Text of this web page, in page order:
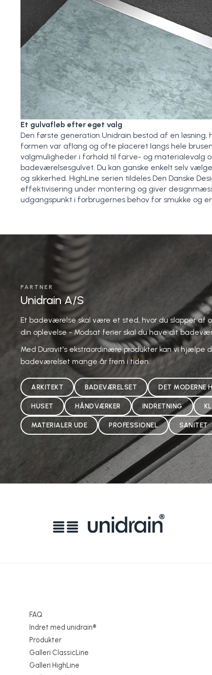
Et gulvafløb efter eget valg
Den første generation Unidrain bestod af en
formen var aflang og ofte placeret langs hele
valgmuligheder i forhold til farve- og materialevalg
badeværelsesgulvet. Du kan ganske enkelt selv
og sikkerhed. HighLine serien tildeles Den Danske
effektivisering under montering og giver
udgangspunkt i forbrugernes behov for smukke og
PARTNER
Unidrain A/S
Et badeværelse skal være et sted, hvor du slapper af
din oplevelse - Modsat ferier skal du have dit
Med Duravit's ekstraordinære produkter kan vi hjælpe
badeværelset mange år frem i tiden.
ARKITEKT BADEVÆRELSET DET MODERNE
HUSET HÅNDVÆRKER INDRETNING
MATERIALER UDE PROFESSIONEL SANITET
FAQ
Indret med unidrain®
Produkter
Galleri ClassicLine
Galleri HighLine